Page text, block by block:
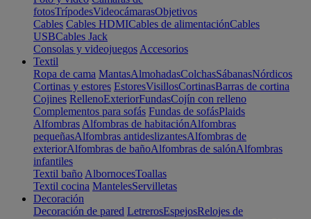
fotosTrípodesVideocámarasObjetivos
Cables Cables HDMICables de alimentaciónCables
USBCables Jack
Consolas y videojuegos Accesorios
Textil
Ropa de cama MantasAlmohadasColchasSábanasNórdicos
Cortinas y estores EstoresVisillosCortinasBarras de cortina
Cojines RellenoExteriorFundasCojín con relleno
Complementos para sofás Fundas de sofásPlaids
Alfombras Alfombras de habitaciónAlfombras
pequeñasAlfombras antideslizantesAlfombras de
exteriorAlfombras de bañoAlfombras de salónAlfombras
infantiles
Textil baño AlbornocesToallas
Textil cocina MantelesServilletas
Decoración
Decoración de pared LetrerosEspejosRelojes de